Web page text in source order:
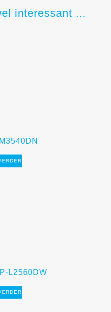
interessant ...
L2560DW